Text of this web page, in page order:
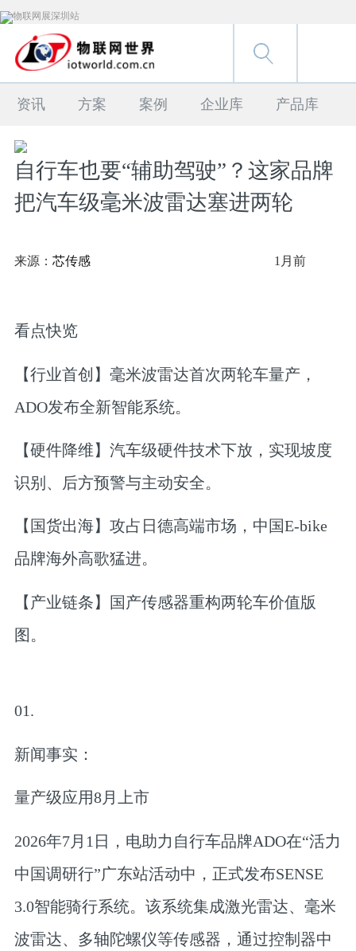
资讯 方案 案例 企业库 产品库
自行车也要“辅助驾驶”？这家品牌
把汽车级毫米波雷达塞进两轮
来源： 芯传感 1月前
看点快览
【行业首创】毫米波雷达首次两轮车量产，
ADO发布全新智能系统。
【硬件降维】汽车级硬件技术下放，实现坡度
识别、后方预警与主动安全。
【国货出海】攻占日德高端市场，中国E-bike
品牌海外高歌猛进。
【产业链条】国产传感器重构两轮车价值版
图。
01.
新闻事实：
量产级应用8月上市
2026年7月1日，电助力自行车品牌ADO在“活力
中国调研行”广东站活动中，正式发布SENSE
3.0智能骑行系统。该系统集成激光雷达、毫米
波雷达、多轴陀螺仪等传感器，通过控制器中